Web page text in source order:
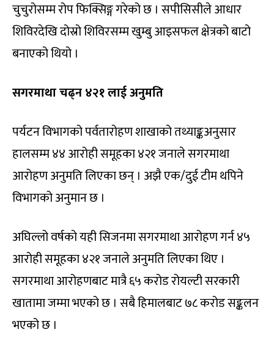
चुचुरोसम्म रोप फिक्सिङ्ग गरेको छ । सपीसिसीले आधार
शिविरदेखि दोस्रो शिविरसम्म खुम्बु आइसफल क्षेत्रको बाटो
बनाएको थियो ।
सगरमाथा चढ्न ४२१ लाई अनुमति
पर्यटन विभागको पर्वतारोहण शाखाको तथ्याङ्कअनुसार
हालसम्म ४४ आरोही समूहका ४२१ जनाले सगरमाथा
आरोहण अनुमति लिएका छन् । अझै एक/दुई टीम थपिने
विभागको अनुमान छ ।
अघिल्लो वर्षको यही सिजनमा सगरमाथा आरोहण गर्न ४५
आरोही समूहका ४२१ जनाले अनुमति लिएका थिए ।
सगरमाथा आरोहणबाट मात्रै ६५ करोड रोयल्टी सरकारी
खातामा जम्मा भएको छ । सबै हिमालबाट ७८ करोड सङ्कलन
भएको छ ।